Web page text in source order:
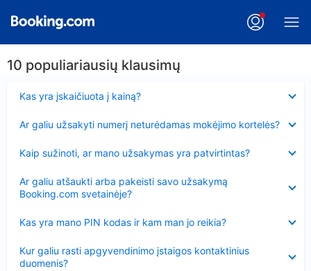
10 populiariausių klausimų
Kas yra įskaičiuota į kainą?
Ar galiu užsakyti numerį neturėdamas mokėjimo kortelės?
Kaip sužinoti, ar mano užsakymas yra patvirtintas?
Ar galiu atšaukti arba pakeisti savo užsakymą
Booking.com svetainėje?
Kas yra mano PIN kodas ir kam man jo reikia?
Kur galiu rasti apgyvendinimo įstaigos kontaktinius
duomenis?